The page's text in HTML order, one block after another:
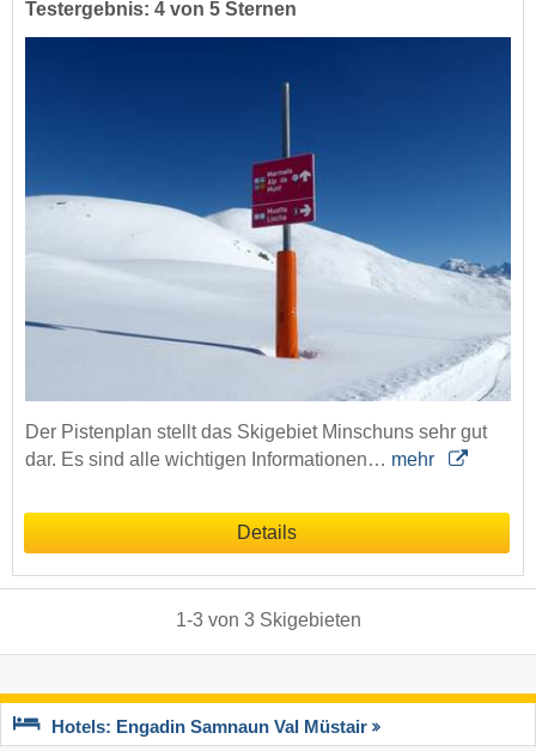
Testergebnis: 4 von 5 Sternen
Der Pistenplan stellt das Skigebiet Minschuns sehr gut
dar. Es sind alle wichtigen Informationen… mehr
Details
1-3von 3 Skigebieten
Hotels: Engadin Samnaun Val Müstair